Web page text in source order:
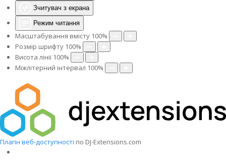
Зчитувач з екрана
Режим читання
Масштабування вмісту 100%
Розмір шрифту 100%
Висота лінії 100%
Міжлітерний інтервал 100%
Плагін веб-доступності по DJ-Extensions.com